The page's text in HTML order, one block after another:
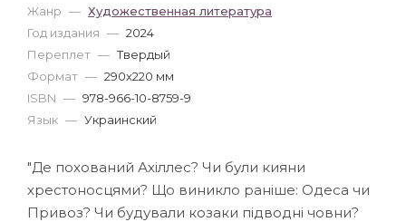
Жанр — Художественная литература
Год издания — 2024
Переплет — Твердый
Формат — 290x220 мм
ISBN — 978-966-10-8759-9
Язык — Украинский
"Де похований Ахіллес? Чи були кияни
хрестоносцями? Що виникло раніше: Одеса чи
Привоз? Чи будували козаки підводні човни?